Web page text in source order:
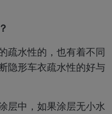
疏水性的，也有着不同
隐形车衣疏水性的好与
层中，如果涂层无小水